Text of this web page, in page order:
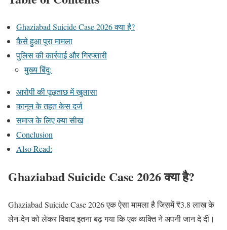
Ghaziabad Suicide Case 2026 क्या है?
कैसे हुआ पूरा मामला
पुलिस की कार्रवाई और गिरफ्तारी
मुख्य बिंदु:
आरोपी की पूछताछ में खुलासा
कानून के तहत केस दर्ज
समाज के लिए क्या सीख
Conclusion
Also Read:
Ghaziabad Suicide Case 2026 क्या है?
Ghaziabad Suicide Case 2026 एक ऐसा मामला है जिसमें ₹3.8 लाख के
लेन-देन को लेकर विवाद इतना बढ़ गया कि एक व्यक्ति ने अपनी जान दे दी।